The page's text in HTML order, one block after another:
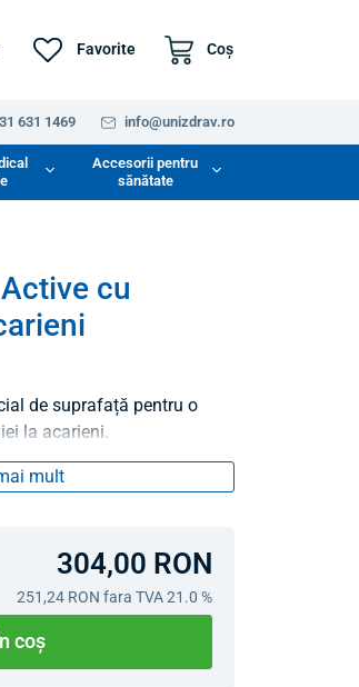
Favorite Coş
631 1469 info@unizdrav.ro
Accesorii pentru
sănătate
cu
de suprafață pentru o
la acarieni.
mult
304,00 RON
251,24 RON fara TVA 21.0 %
coș